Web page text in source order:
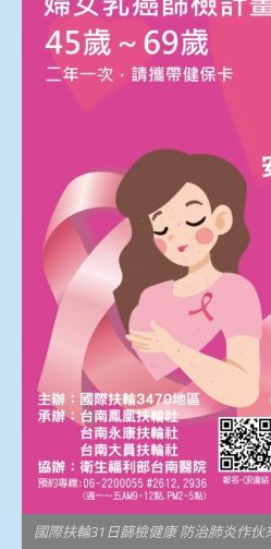
國際扶輪31日篩檢健康 防治肺炎作